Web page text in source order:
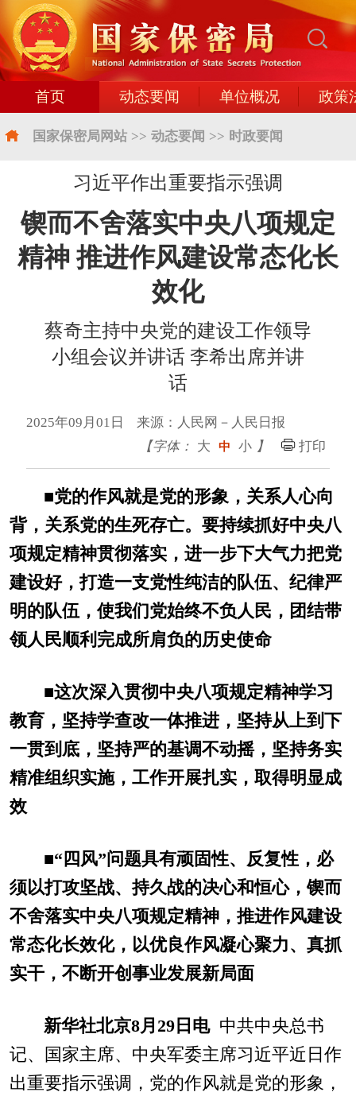
首页 动态要闻 单位概况 政策
国家保密局网站 >> 动态要闻 >> 时政要闻
习近平作出重要指示强调
锲而不舍落实中央八项规定
精神 推进作风建设常态化长
效化
蔡奇主持中央党的建设工作领导
小组会议并讲话 李希出席并讲
话
2025年09月01日 来源：人民网－人民日报
【字体： 大 中 小 】 打印
■党的作风就是党的形象，关系人心向
背，关系党的生死存亡。要持续抓好中央八
项规定精神贯彻落实，进一步下大气力把党
建设好，打造一支党性纯洁的队伍、纪律严
明的队伍，使我们党始终不负人民，团结带
领人民顺利完成所肩负的历史使命
■这次深入贯彻中央八项规定精神学习
教育，坚持学查改一体推进，坚持从上到下
一贯到底，坚持严的基调不动摇，坚持务实
精准组织实施，工作开展扎实，取得明显成
效
■“四风”问题具有顽固性、反复性，必
须以打攻坚战、持久战的决心和恒心，锲而
不舍落实中央八项规定精神，推进作风建设
常态化长效化，以优良作风凝心聚力、真抓
实干，不断开创事业发展新局面
新华社北京8月29日电中共中央总书
记、国家主席、中央军委主席习近平近日作
出重要指示强调，党的作风就是党的形象，